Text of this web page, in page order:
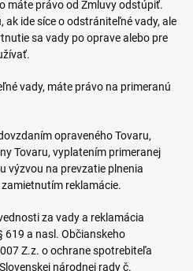
máte právo od Zmluvy odstúpiť.
ak ide síce o odstrániteľné vady, ale
sa vady po oprave alebo pre
vady, máte právo na primeranú
opraveného Tovaru,
Tovaru, vyplatením primeranej
výzvou na prevzatie plnenia
reklamácie.
za vady a reklamácia
619 a nasl. Občianskeho
Z.z. o ochrane spotrebiteľa
národnej rady č.